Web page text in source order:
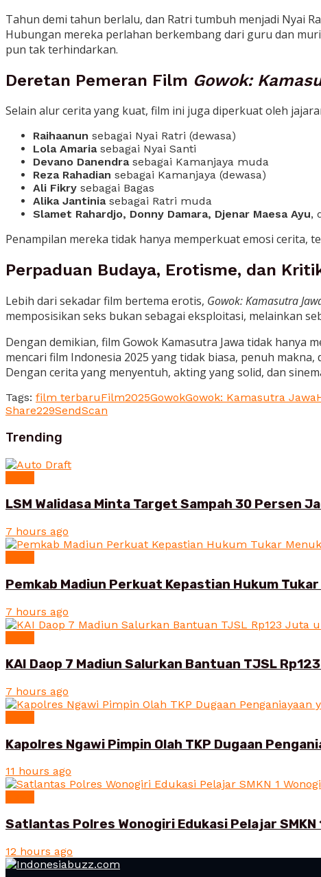
Tahun demi tahun berlalu, dan Ratri tumbuh menjadi Nyai
Hubungan mereka perlahan berkembang dari guru dan
pun tak terhindarkan.
Deretan Pemeran Film Gowok:
Selain alur cerita yang kuat, film ini juga diperkuat oleh
Raihaanun sebagai Nyai Ratri (dewasa)
Lola Amariasebagai Nyai Santi
Devano Danendrasebagai Kamanjaya muda
Reza Rahadian sebagai Kamanjaya (dewasa)
Ali Fikry sebagai Bagas
Alika Jantiniasebagai Ratri muda
Slamet Rahardjo, Donny Damara, Djenar Maesa Ayu,
Penampilan mereka tidak hanya memperkuat emosi cerita,
Perpaduan Budaya, Erotisme, dan
Lebih dari sekadar film bertema erotis, Gowok: Kamasutra
memposisikan seks bukan sebagai eksploitasi, melainkan
Dengan demikian, film Gowok Kamasutra Jawa tidak hanya
mencari film Indonesia 2025 yang tidak biasa, penuh
Dengan cerita yang menyentuh, akting yang solid, dan
Tags: film terbaruFilm2025GowokGowok: Kamasutra Jawa
Share229SendScan
Trending
LSM Walidasa Minta Target Sampah 30 Persen
7 hours ago
Pemkab Madiun Perkuat Kepastian Hukum
7 hours ago
KAI Daop 7 Madiun Salurkan Bantuan TJSL
7 hours ago
Kapolres Ngawi Pimpin Olah TKP Dugaan
11 hours ago
Satlantas Polres Wonogiri Edukasi Pelajar
12 hours ago